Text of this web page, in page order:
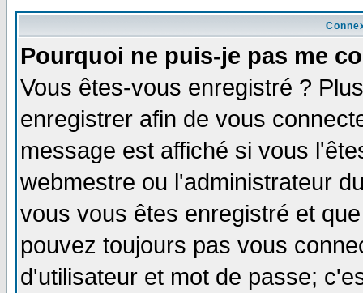
Pourquoi ne puis-je pas me
Vous êtes-vous enregistré ?
enregistrer afin de vous
message est affiché si vous
webmestre ou l'administrateur
vous vous êtes enregistré et
pouvez toujours pas vous
d'utilisateur et mot de passe;